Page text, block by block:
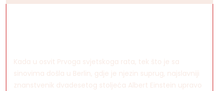
Kada u osvit Prvoga svjetskoga rata, tek što je sa
sinovima došla u Berlin, gdje je njezin suprug, najslavniji
znanstvenik dvadesetog stoljeća Albert Einstein upravo